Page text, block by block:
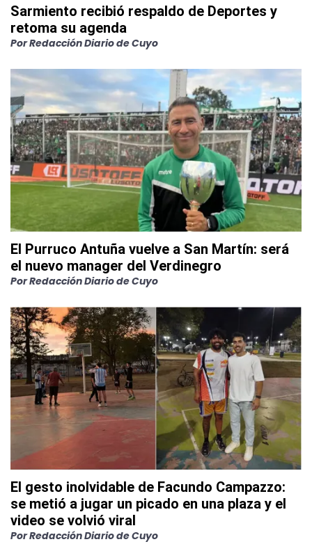
Sarmiento recibió respaldo de Deportes y
retoma su agenda
PorRedacción Diario de Cuyo
El Purruco Antuña vuelve a San Martín: será
el nuevo manager del Verdinegro
PorRedacción Diario de Cuyo
El gesto inolvidable de Facundo Campazzo:
se metió a jugar un picado en una plaza y el
video se volvió viral
PorRedacción Diario de Cuyo